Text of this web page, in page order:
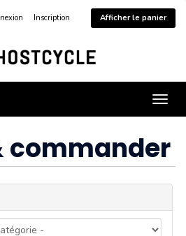
Inscription Afficher le panier
la
commander